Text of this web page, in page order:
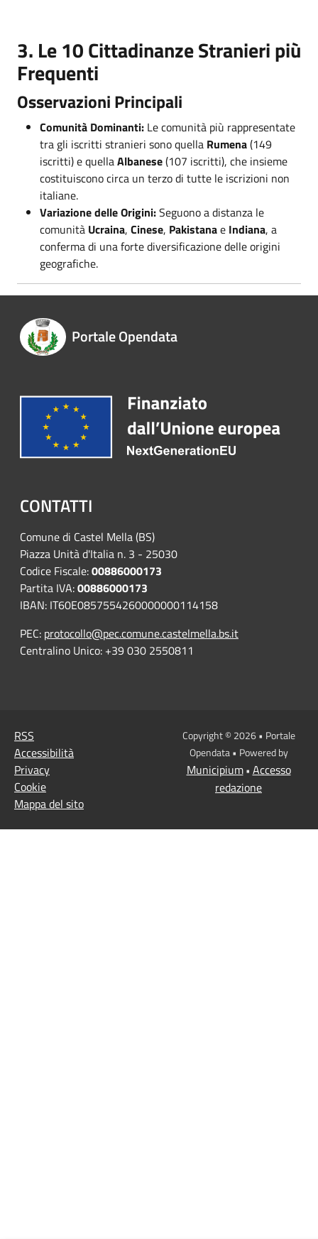
3. Le 10 Cittadinanze Stranieri più
Frequenti
Osservazioni Principali
Comunità Dominanti: Le comunità più rappresentate
tra gli iscritti stranieri sono quella Rumena(149
iscritti) e quellaAlbanese(107 iscritti), che insieme
costituiscono circa un terzo di tutte le iscrizioni non
italiane.
Variazione delle Origini:Seguono a distanza le
comunità Ucraina, Cinese, Pakistanae Indiana, a
conferma di una forte diversificazione delle origini
geografiche.
Portale Opendata
CONTATTI
Comune di Castel Mella (BS)
Piazza Unità d'Italia n. 3 - 25030
Codice Fiscale:00886000173
Partita IVA:00886000173
IBAN: IT60E0857554260000000114158
PEC: protocollo@pec.comune.castelmella.bs.it
Centralino Unico: +39 030 2550811
RSS
Accessibilità
Privacy
Cookie
Mappa del sito
Copyright © 2026 • Portale
Opendata • Powered by
Municipium• Accesso
redazione